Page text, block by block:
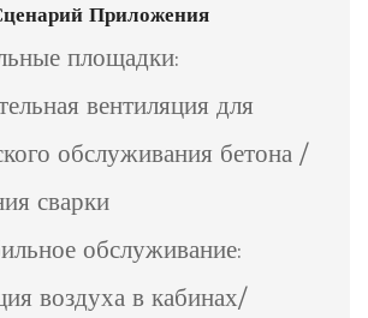
Приложения
площадки:
вентиляция для
обслуживания бетона /
сварки
обслуживание:
воздуха в кабинах/